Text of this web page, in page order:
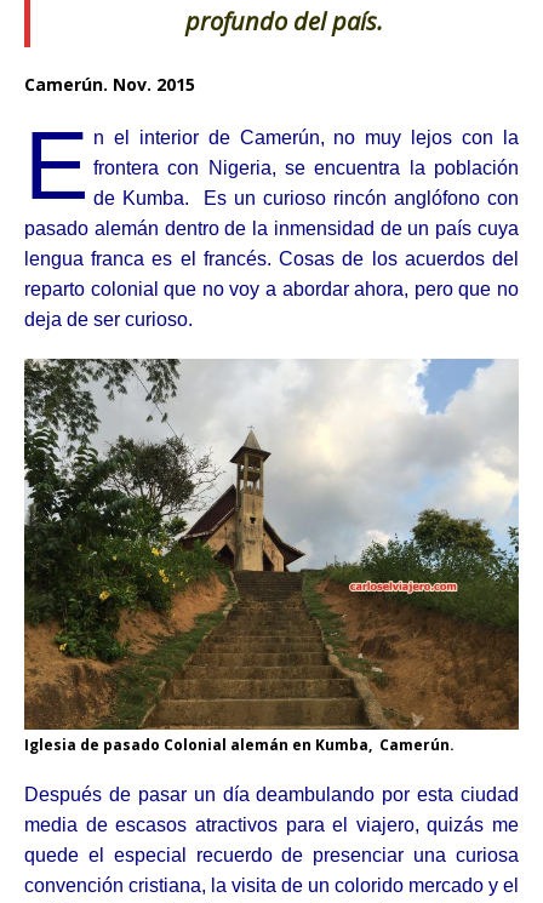
profundo del país.
Camerún. Nov. 2015
E n el interior de Camerún, no muy lejos con la
frontera con Nigeria, se encuentra la población
de Kumba. Es un curioso rincón anglófono con
pasado alemán dentro de la inmensidad de un país cuya
lengua franca es el francés. Cosas de los acuerdos del
reparto colonial que no voy a abordar ahora, pero que no
deja de ser curioso.
Iglesia de pasado Colonial alemán en Kumba, Camerún.
Después de pasar un día deambulando por esta ciudad
media de escasos atractivos para el viajero, quizás me
quede el especial recuerdo de presenciar una curiosa
convención cristiana, la visita de un colorido mercado y el